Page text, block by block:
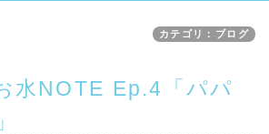
カテゴリ：ブログ
水NOTE Ep.4「パパ